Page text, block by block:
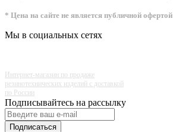
* Цена на сайте не является публичной офертой
Мы в социальных сетях
Интернет-магазин по продаже
резинотехнических изделий с доставкой
по России
Подписывайтесь на рассылку
Подписаться